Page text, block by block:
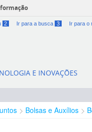
2 Ir para a busca 3 Ir para o
E INOVAÇÕES
Bolsas e Auxílios